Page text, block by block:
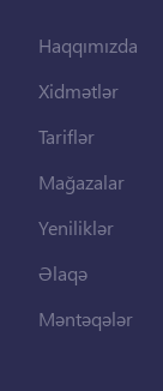
Haqqımızda
Xidmətlər
Tariflər
Mağazalar
Yeniliklər
Əlaqə
Məntəqələr